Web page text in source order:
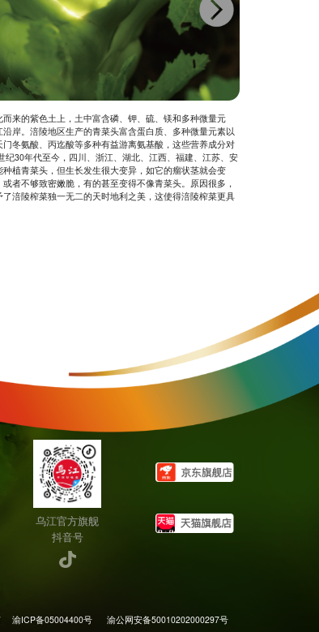
来的紫色土上，土中富含磷、钾、硫、镁和多种微量元
岸。涪陵地区生产的青菜头富含蛋白质、多种微量元素以
冬氨酸、丙迄酸等多种有益游离氨基酸，这些营养成分对
纪30年代至今，四川、浙江、湖北、江西、福建、江苏、安
植青菜头，但生长发生很大变异，如它的瘤状茎就会变
者不够致密嫩脆，有的甚至变得不像青菜头。原因很多，
涪陵榨菜独一无二的天时地利之美，这使得涪陵榨菜更具
渝ICP备05004400号 渝公网安备50010202000297号
乌江官方旗舰
抖音号